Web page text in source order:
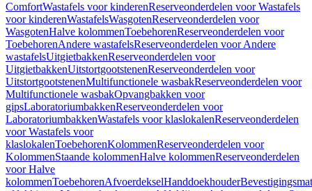
ComfortWastafels voor kinderenReserveonderdelen voor Wastafels
voor kinderenWastafelsWasgotenReserveonderdelen voor
WasgotenHalve kolommenToebehorenReserveonderdelen voor
ToebehorenAndere wastafelsReserveonderdelen voor Andere
wastafelsUitgietbakkenReserveonderdelen voor
UitgietbakkenUitstortgootstenenReserveonderdelen voor
UitstortgootstenenMultifunctionele wasbakReserveonderdelen voor
Multifunctionele wasbakOpvangbakken voor
gipsLaboratoriumbakkenReserveonderdelen voor
LaboratoriumbakkenWastafels voor klaslokalenReserveonderdelen
voor Wastafels voor
klaslokalenToebehorenKolommenReserveonderdelen voor
KolommenStaande kolommenHalve kolommenReserveonderdelen
voor Halve
kolommenToebehorenAfvoerdekselHanddoekhouder